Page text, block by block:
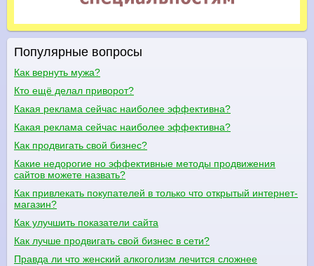
Популярные вопросы
Как вернуть мужа?
Кто ещё делал приворот?
Какая реклама сейчас наиболее эффективна?
Какая реклама сейчас наиболее эффективна?
Как продвигать свой бизнес?
Какие недорогие но эффективные методы продвижения
сайтов можете назвать?
Как привлекать покупателей в только что открытый интернет-
магазин?
Как улучшить показатели сайта
Как лучше продвигать свой бизнес в сети?
Правда ли что женский алкоголизм лечится сложнее